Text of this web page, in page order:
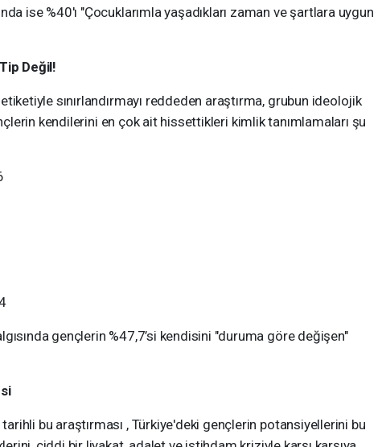
ise %40'ı "Çocuklarımla yaşadıkları zaman ve şartlara uygun
Değil!
sınırlandırmayı reddeden araştırma, grubun ideolojik
kendilerini en çok ait hissettikleri kimlik tanımlamaları şu
gençlerin %47,7’si kendisini "duruma göre değişen"
tarihli bu araştırması , Türkiye'deki gençlerin potansiyellerini bu